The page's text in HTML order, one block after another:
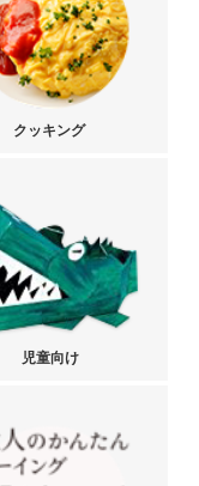
クッキング
児童向け